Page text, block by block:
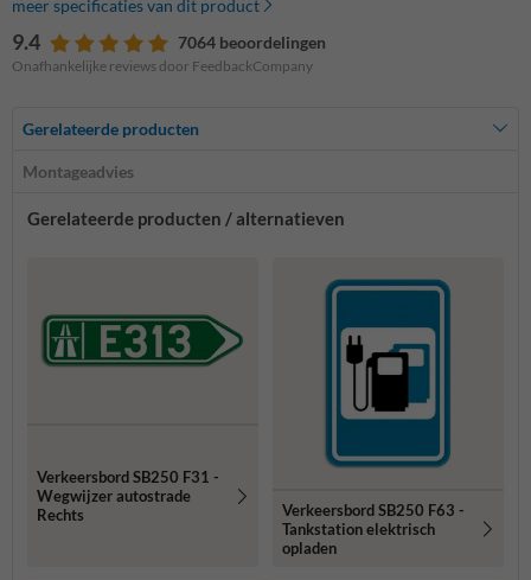
meer specificaties van dit product
9.4 7064 beoordelingen
Onafhankelijke reviews door FeedbackCompany
Gerelateerde producten
Montageadvies
Gerelateerde producten / alternatieven
Verkeersbord SB250 F31 -
Wegwijzer autostrade
Rechts
Verkeersbord SB250 F63 -
Tankstation elektrisch
opladen